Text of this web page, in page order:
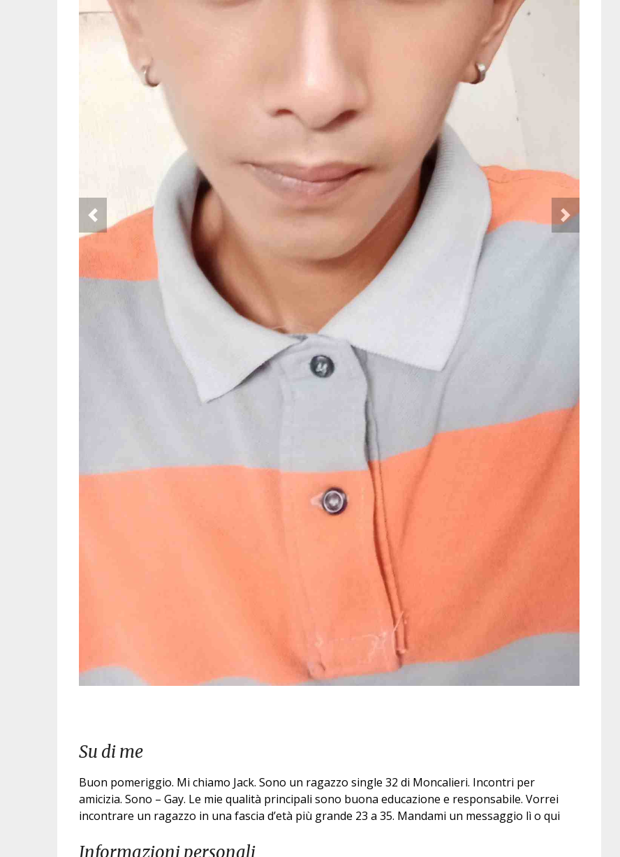
Su di me
Buon pomeriggio. Mi chiamo Jack. Sono un ragazzo single 32 di Moncalieri. Incontri per
amicizia. Sono – Gay. Le mie qualità principali sono buona educazione e responsabile. Vorrei
incontrare un ragazzo in una fascia d’età più grande 23 a 35. Mandami un messaggio lì o qui
Informazioni personali